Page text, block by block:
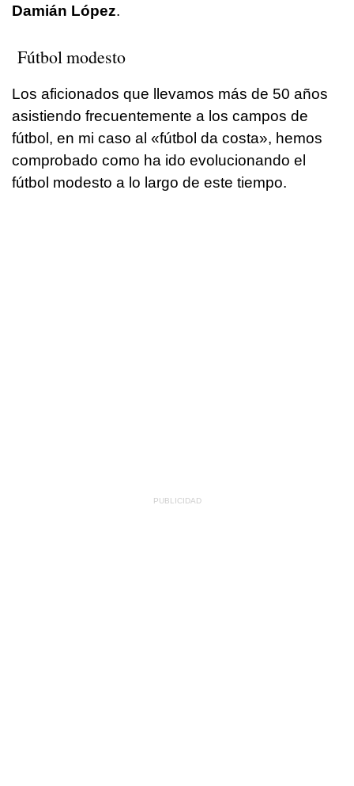
Damián López.
Fútbol modesto
Los aficionados que llevamos más de 50 años
asistiendo frecuentemente a los campos de
fútbol, en mi caso al «fútbol da costa», hemos
comprobado como ha ido evolucionando el
fútbol modesto a lo largo de este tiempo.